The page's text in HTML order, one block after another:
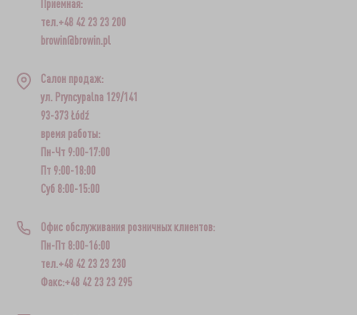
Приемная:
тел.+48 42 23 23 200
browin@browin.pl
Салон продаж:
ул. Pryncypalna 129/141
93-373 Łódź
время работы:
Пн-Чт 9:00-17:00
Пт 9:00-18:00
Суб 8:00-15:00
Офис обслуживания розничных клиентов:
Пн-Пт 8:00-16:00
тел.+48 42 23 23 230
Факс:+48 42 23 23 295